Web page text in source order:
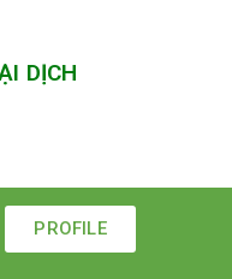
DỊCH
PROFILE